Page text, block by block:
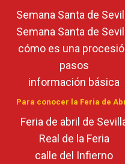
Semana Santa de
Semana Santa de
cómo es una
pasos
información básica
Para conocer la Feria de
Feria de abril de
Real de la Feria
calle del Infierno